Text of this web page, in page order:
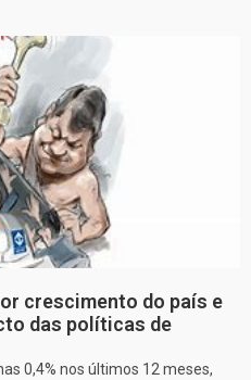
crescimento do país e
das políticas de
0,4% nos últimos 12 meses,